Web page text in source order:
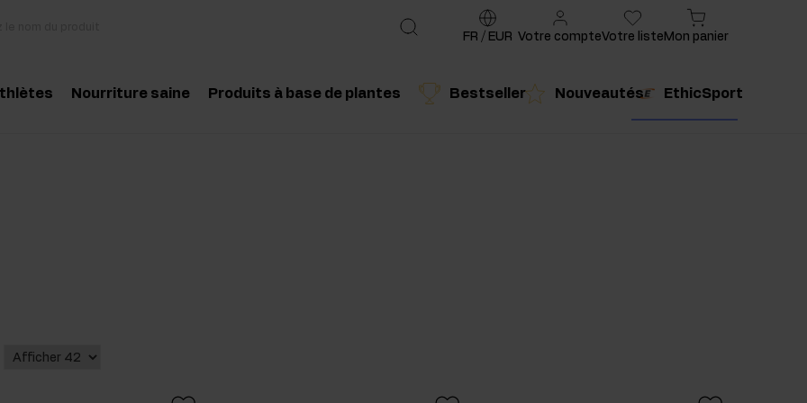
entraînement
pour la masse musculaire
Nourriture saine Produits à base de plantes Bestseller Nouveautés EthicSport
FR / EUR Votre compteVotre liste Mon panier